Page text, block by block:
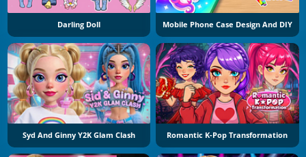
Darling Doll Mobile Phone Case Design And DIY
Syd And Ginny Y2K Glam Clash Romantic K-Pop Transformation